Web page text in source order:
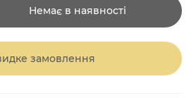
Немає в наявності
замовлення